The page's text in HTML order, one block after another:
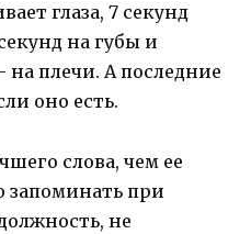
глаза, 7 секунд
на губы и
на плечи. А последние
оно есть.
слова, чем ее
запоминать при
не